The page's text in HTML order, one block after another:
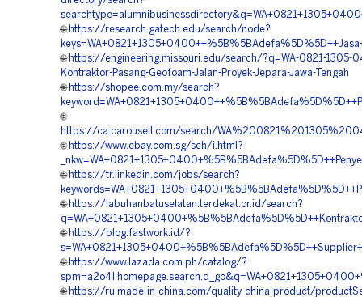
🌐 https://research.gatech.edu/search/node?
🌐 https://engineering.missouri.edu/search/?q=WA-0821-1305-
Kontraktor-Pasang-Geofoam-Jalan-Proyek-Jepara-Jawa-Tengah
🌐 https://shopee.com.my/search?
🌐
https://ca.carousell.com/search/
🌐 https://www.ebay.com.sg/sch/i.html?
🌐 https://tr.linkedin.com/jobs/search?
🌐 https://labuhanbatuselatan.terdekat.or.id/search?
🌐 https://blog.fastwork.id/?
🌐 https://www.lazada.com.ph/catalog/?
🌐 https://ru.made-in-china.com/quality-china-product/